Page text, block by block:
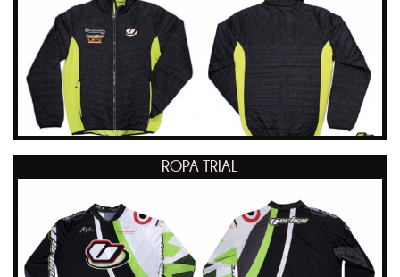
ROPA TRIAL